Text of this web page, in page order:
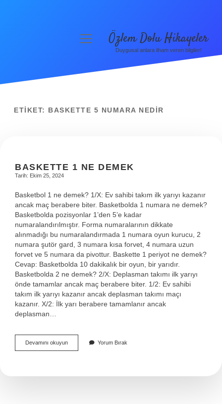
Gizlilik Politikası
menüyü
aç
Özlem Dolu Hikayeler
Duygusal anlara ilham veren bilgiler!
ETIKET: BASKETTE 5 NUMARA NEDIR
BASKETTE 1 NE DEMEK
Tarih: Ekim 25, 2024
Basketbol 1 ne demek? 1/X: Ev sahibi takım ilk yarıyı kazanır
ancak maç berabere biter. Basketbolda 1 numara ne demek?
Basketbolda pozisyonlar 1’den 5’e kadar
numaralandırılmıştır. Forma numaralarının dikkate
alınmadığı bu numaralandırmada 1 numara oyun kurucu, 2
numara şutör gard, 3 numara kısa forvet, 4 numara uzun
forvet ve 5 numara da pivottur. Baskette 1 periyot ne demek?
Cevap: Basketbolda 10 dakikalık bir oyun, bir yarıdır.
Basketbolda 2 ne demek? 2/X: Deplasman takımı ilk yarıyı
önde tamamlar ancak maç berabere biter. 1/2: Ev sahibi
takım ilk yarıyı kazanır ancak deplasman takımı maçı
kazanır. X/2: İlk yarı berabere tamamlanır ancak
deplasman…
Devamını okuyunBaskette
1
Yorum Bırak